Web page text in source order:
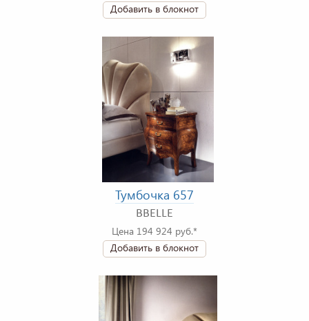
Добавить в блокнот
Тумбочка 657
BBELLE
Цена 194 924 руб.*
Добавить в блокнот